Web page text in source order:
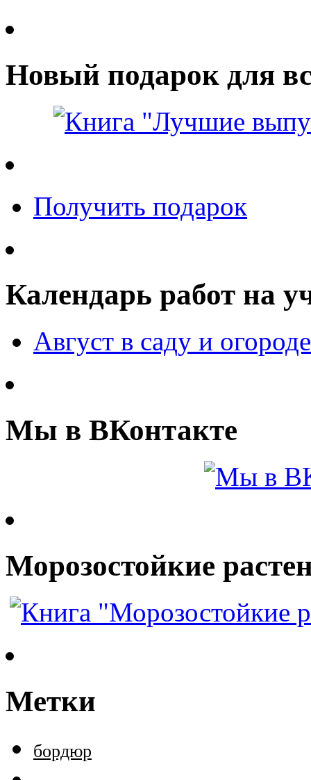
Новый подарок для
Получить подарок
Календарь работ на
Август в саду и огороде
Мы в ВКонтакте
Морозостойкие
Метки
бордюр